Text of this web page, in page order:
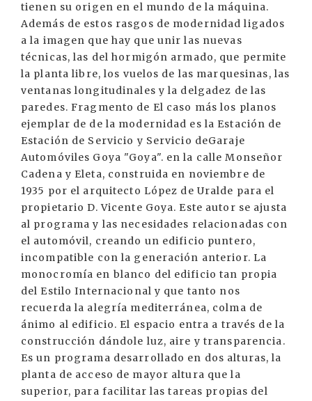
tienen su origen en el mundo de la máquina.
Además de estos rasgos de modernidad ligados
a la imagen que hay que unir las nuevas
técnicas, las del hormigón armado, que permite
la planta libre, los vuelos de las marquesinas, las
ventanas longitudinales y la delgadez de las
paredes. Fragmento de El caso más los planos
ejemplar de de la modernidad es la Estación de
Estación de Servicio y Servicio deGaraje
Automóviles Goya "Goya". en la calle Monseñor
Cadena y Eleta, construida en noviembre de
1935 por el arquitecto López de Uralde para el
propietario D. Vicente Goya. Este autor se ajusta
al programa y las necesidades relacionadas con
el automóvil, creando un edificio puntero,
incompatible con la generación anterior. La
monocromía en blanco del edificio tan propia
del Estilo Internacional y que tanto nos
recuerda la alegría mediterránea, colma de
ánimo al edificio. El espacio entra a través de la
construcción dándole luz, aire y transparencia.
Es un programa desarrollado en dos alturas, la
planta de acceso de mayor altura que la
superior, para facilitar las tareas propias del